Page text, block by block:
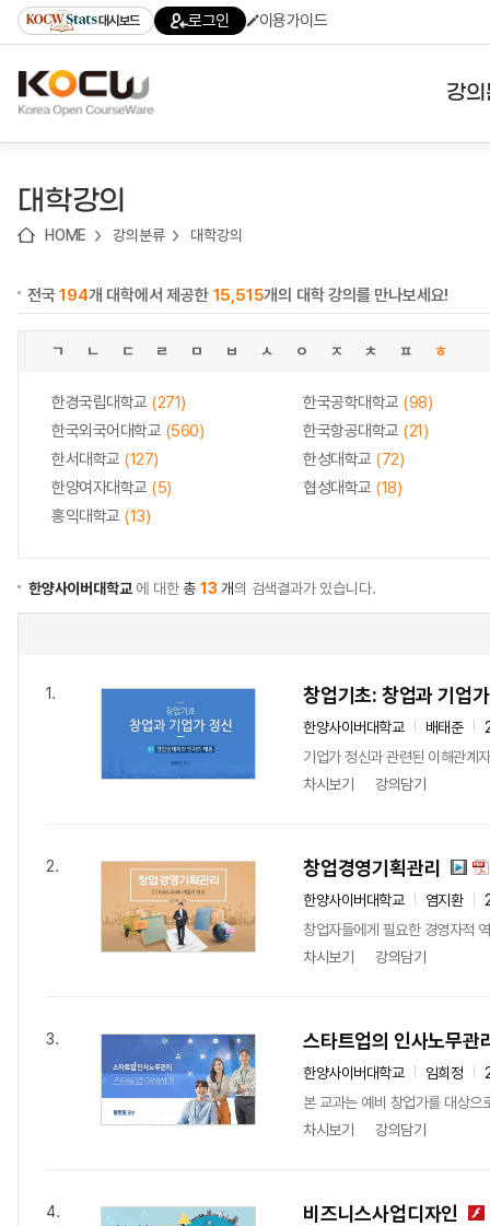
기
기
기
content)
가
대시보드 로그인 이용가이드
강
대학강의
HOME 강의분류 대학강의
전국194개 대학에서 제공한 15,515개의 대학 강의를 만나보세요!
ㄱ ㄴ ㄷ ㄹ ㅁ ㅂ ㅅ ㅇ ㅈ ㅊ ㅍ ㅎ
한경국립대학교 (271) 한국공학대학교 (98)
한국외국어대학교 (560) 한국항공대학교 (21)
한서대학교 (127) 한성대학교 (72)
한양여자대학교 (5) 협성대학교 (18)
홍익대학교 (13)
한양사이버대학교에 대한총 13 개의 검색결과가 있습니다.
1. 창업기초: 창업과 기업
한양사이버대학교 배태준
기업가 정신과 관련된 이해관계
차시보기
강의담기
2. 창업경영기획관리
한양사이버대학교 염지환
창업자들에게 필요한 경영자적
차시보기
강의담기
3. 스타트업의 인사노무관
한양사이버대학교 임희정
본 교과는 예비 창업가를 대상으
차시보기
강의담기
4. 비즈니스사업디자인